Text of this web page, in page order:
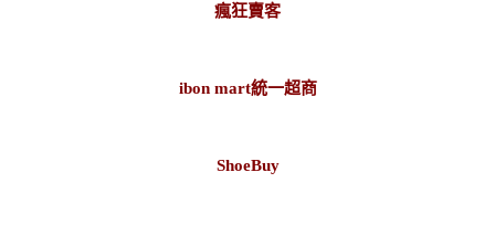
瘋狂賣客
ibon mart統一超商
ShoeBuy